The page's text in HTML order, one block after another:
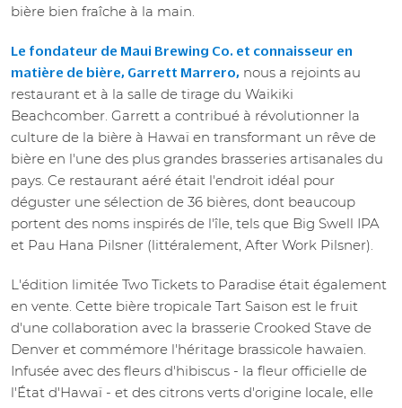
bière bien fraîche à la main.
Le fondateur de Maui Brewing Co. et connaisseur en
matière de bière, Garrett Marrero, nous a rejoints au
restaurant et à la salle de tirage du Waikiki
Beachcomber. Garrett a contribué à révolutionner la
culture de la bière à Hawaï en transformant un rêve de
bière en l'une des plus grandes brasseries artisanales du
pays. Ce restaurant aéré était l'endroit idéal pour
déguster une sélection de 36 bières, dont beaucoup
portent des noms inspirés de l'île, tels que Big Swell IPA
et Pau Hana Pilsner (littéralement, After Work Pilsner).
L'édition limitée Two Tickets to Paradise était également
en vente. Cette bière tropicale Tart Saison est le fruit
d'une collaboration avec la brasserie Crooked Stave de
Denver et commémore l'héritage brassicole hawaïen.
Infusée avec des fleurs d'hibiscus - la fleur officielle de
l'État d'Hawaï - et des citrons verts d'origine locale, elle